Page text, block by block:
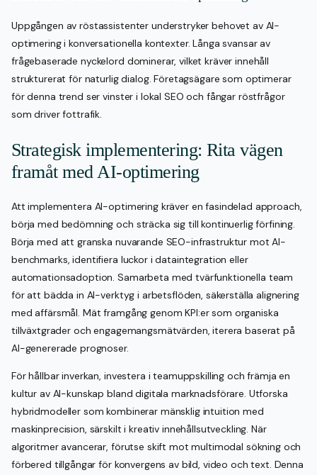
Uppgången av röstassistenter understryker behovet av AI-
optimering i konversationella kontexter. Långa svansar av
frågebaserade nyckelord dominerar, vilket kräver innehåll
strukturerat för naturlig dialog. Företagsägare som optimerar
för denna trend ser vinster i lokal SEO och fångar röstfrågor
som driver fottrafik.
Strategisk implementering: Rita vägen
framåt med AI-optimering
Att implementera AI-optimering kräver en fasindelad approach,
börja med bedömning och sträcka sig till kontinuerlig förfining.
Börja med att granska nuvarande SEO-infrastruktur mot AI-
benchmarks, identifiera luckor i dataintegration eller
automationsadoption. Samarbeta med tvärfunktionella team
för att bädda in AI-verktyg i arbetsflöden, säkerställa alignering
med affärsmål. Mät framgång genom KPI:er som organiska
tillväxtgrader och engagemangsmätvärden, iterera baserat på
AI-genererade prognoser.
För hållbar inverkan, investera i teamuppskilling och främja en
kultur av AI-kunskap bland digitala marknadsförare. Utforska
hybridmodeller som kombinerar mänsklig intuition med
maskinprecision, särskilt i kreativ innehållsutveckling. När
algoritmer avancerar, förutse skift mot multimodal sökning och
förbered tillgångar för konvergens av bild, video och text. Denna